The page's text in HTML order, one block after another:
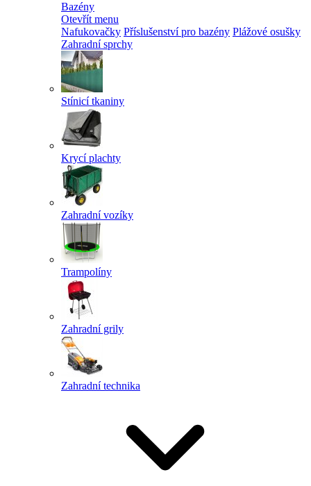
Bazény
Otevřít menu
Nafukovačky Příslušenství pro bazény Plážové osušky
Zahradní sprchy
Stínicí tkaniny
Krycí plachty
Zahradní vozíky
Trampolíny
Zahradní grily
Zahradní technika